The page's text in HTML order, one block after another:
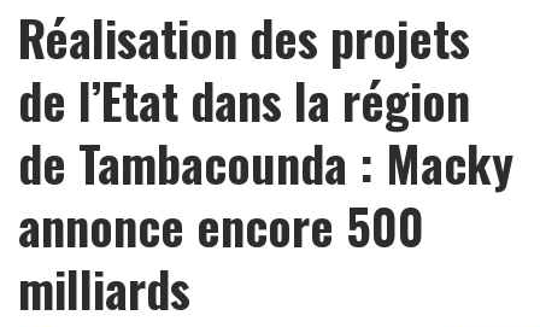
Réalisation des projets
de l’Etat dans la région
de Tambacounda : Macky
annonce encore 500
milliards